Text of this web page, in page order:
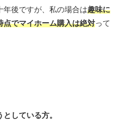
後ですが、私の場合は趣味に
点でマイホーム購入は絶対って
している方。